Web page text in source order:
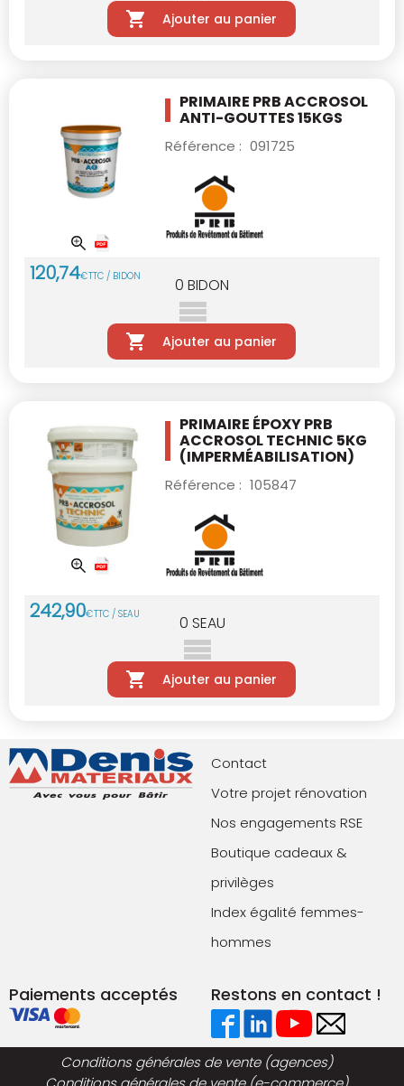
Ajouter au panier
PRIMAIRE PRB ACCROSOL
ANTI-GOUTTES 15KGS
Référence : 091725
120,74€TTC / BIDON 0 BIDON
Ajouter au panier
PRIMAIRE ÉPOXY PRB
ACCROSOL TECHNIC 5KG
(IMPERMÉABILISATION)
Référence : 105847
242,90€TTC / SEAU 0 SEAU
Ajouter au panier
Contact
Votre projet rénovation
Nos engagements RSE
Boutique cadeaux &
privilèges
Index égalité femmes-
hommes
Paiements acceptés Restons en contact !
Conditions générales de vente (agences)